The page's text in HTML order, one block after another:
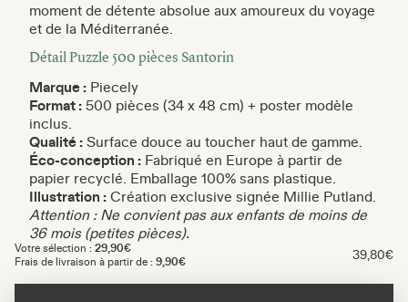
moment de détente absolue aux amoureux du voyage
et de la Méditerranée.
Détail Puzzle 500 pièces Santorin
Marque : Piecely
Format : 500 pièces (34 x 48 cm) + poster modèle
inclus.
Qualité : Surface douce au toucher haut de gamme.
Éco-conception : Fabriqué en Europe à partir de
papier recyclé. Emballage 100% sans plastique.
Illustration : Création exclusive signée Millie Putland.
Attention : Ne convient pas aux enfants de moins de
36 mois (petites pièces).
Votre sélection : 29,90€
Frais de livraison à partir de : 9,90€
39,80€